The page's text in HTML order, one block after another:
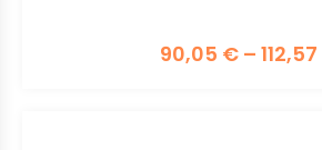
90,05 €– 112,57